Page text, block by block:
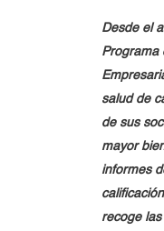
Desde el
Programa
salud de
de sus
mayor
informes
recoge